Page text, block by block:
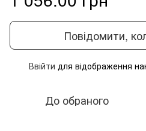
Повідомити,
Ввійти для відображення
До обраного